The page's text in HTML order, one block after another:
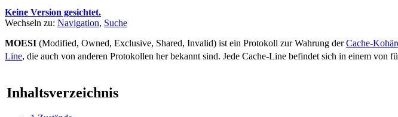
Keine Version gesichtet.
Wechseln zu: Navigation, Suche
MOESI (Modified, Owned, Exclusive, Shared, Invalid) ist ein Protokoll zur Wahrung derCache-
Line, die auch von anderen Protokollen her bekannt sind. Jede Cache-Line befindet sich in einem von
Inhaltsverzeichnis